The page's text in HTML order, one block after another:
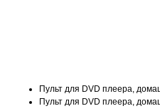
Пульт для DVD плеера,
Пульт для DVD плеера,